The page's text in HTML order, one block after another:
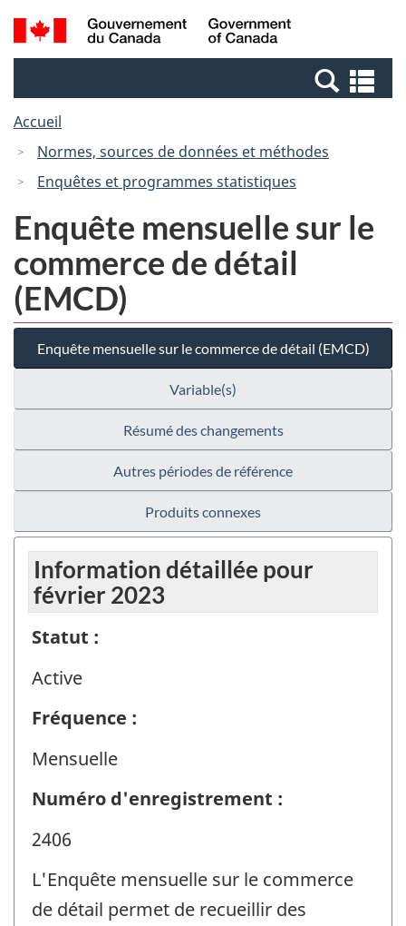
Passer
au
Passer
à
Canada
Recherche
et
et
Accueil
Normes, sources de données et méthodes
Enquêtes et programmes statistiques
Enquête mensuelle sur le
commerce de détail
(EMCD)
Enquête mensuelle sur le commerce de détail (EMCD)
Variable(s)
Résumé des changements
Autres périodes de référence
Produits connexes
Information détaillée pour
février 2023
Statut :
Active
Fréquence :
Mensuelle
Numéro d'enregistrement :
2406
L'Enquête mensuelle sur le commerce
de détail permet de recueillir des